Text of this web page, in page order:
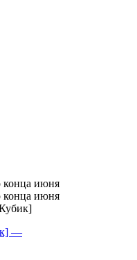
конца июня
конца июня